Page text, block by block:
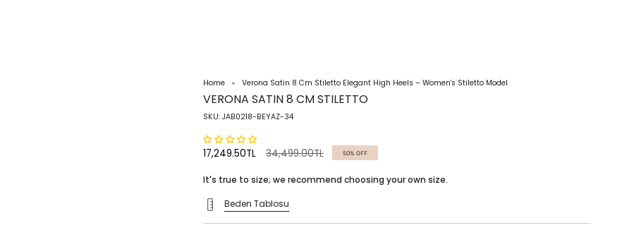
Home Verona Satin 8 Cm Stiletto Elegant High Heels – Women's Stiletto Model
VERONA SATIN 8 CM STILETTO
SKU: JAB0218-BEYAZ-34
17,249.50TL
Regular
34,499.00TL 50% OFF
It's true to size; we recommend choosing your own size.
Beden Tablosu